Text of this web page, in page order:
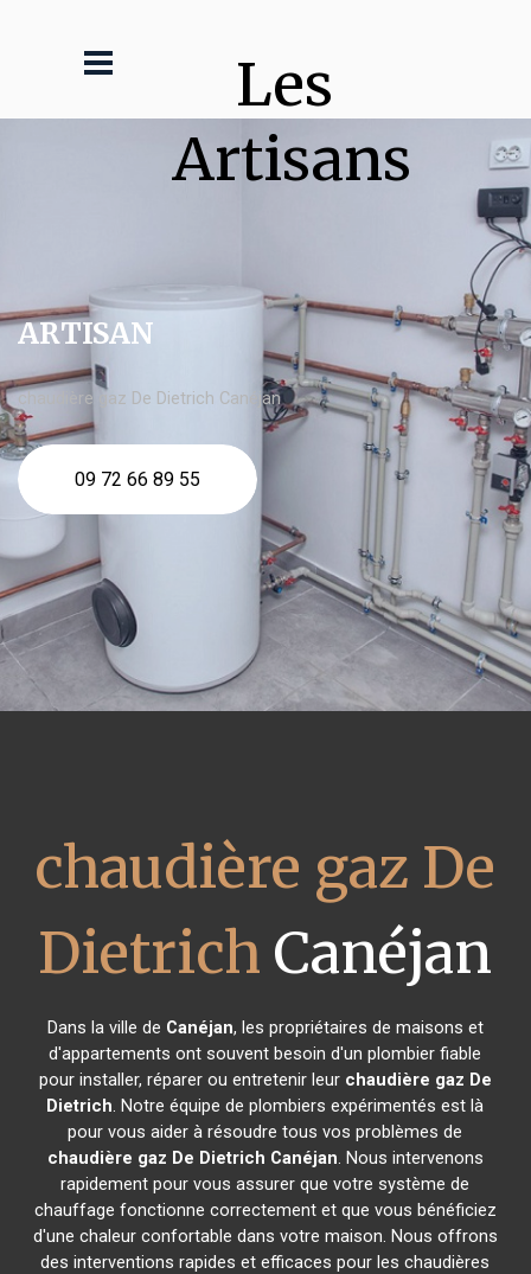
Les
Artisans
ARTISAN
chaudière gaz De Dietrich Canéjan
09 72 66 89 55
chaudière gaz De
Dietrich Canéjan
Dans la ville de Canéjan, les propriétaires de maisons et
d'appartements ont souvent besoin d'un plombier fiable
pour installer, réparer ou entretenir leur chaudière gaz De
Dietrich. Notre équipe de plombiers expérimentés est là
pour vous aider à résoudre tous vos problèmes de
chaudière gaz De Dietrich Canéjan. Nous intervenons
rapidement pour vous assurer que votre système de
chauffage fonctionne correctement et que vous bénéficiez
d'une chaleur confortable dans votre maison. Nous offrons
des interventions rapides et efficaces pour les chaudières